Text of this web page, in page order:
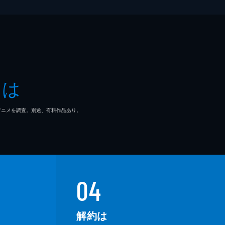
を調査。別途、有料作品あり。
04
解約は